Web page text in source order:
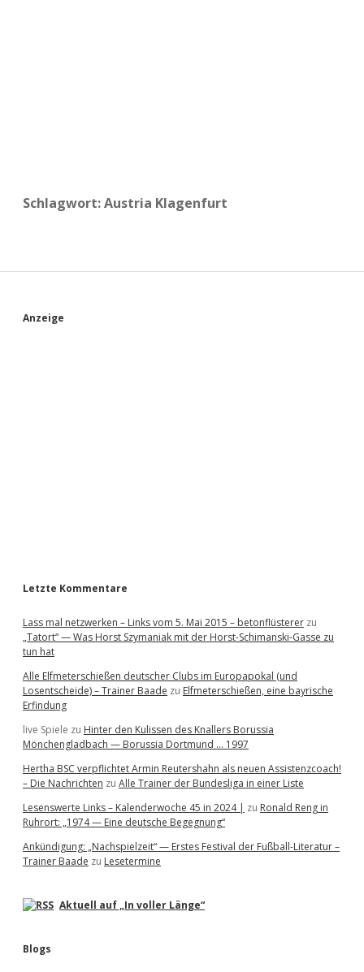
Schlagwort:Austria Klagenfurt
S
Anzeige
Letzte Kommentare
Lass mal netzwerken – Links vom 5. Mai 2015 – betonflüsterer zu
„Tatort“ — Was Horst Szymaniak mit der Horst-Schimanski-Gasse zu
tun hat
Alle Elfmeterschießen deutscher Clubs im Europapokal (und
Losentscheide) – Trainer Baade zu Elfmeterschießen, eine bayrische
Erfindung
live Spiele zu Hinter den Kulissen des Knallers Borussia
Mönchengladbach — Borussia Dortmund … 1997
Hertha BSC verpflichtet Armin Reutershahn als neuen Assistenzcoach!
– Die Nachrichten zu Alle Trainer der Bundesliga in einer Liste
Lesenswerte Links – Kalenderwoche 45 in 2024 | zu Ronald Reng in
Ruhrort: „1974 — Eine deutsche Begegnung“
Ankündigung: „Nachspielzeit“ — Erstes Festival der Fußball-Literatur –
Trainer Baade zu Lesetermine
Aktuell auf „In voller Länge“
Blogs